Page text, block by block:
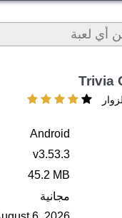
Trivia
Android
v3.53.3
45.2 MB
مجانية